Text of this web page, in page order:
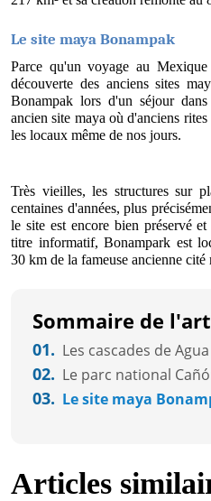
Le site maya Bonampak
Parce qu'un voyage au
découverte des anciens sites
Bonampak lors d'un séjour
ancien site maya où d'anciens
les locaux même de nos jours.
Très vieilles, les structures sur
centaines d'années, plus
le site est encore bien préservé
titre informatif, Bonampark est
30 km de la fameuse ancienne
Sommaire de
01. Les cascades de
02. Le parc national
03. Le site maya
Articles